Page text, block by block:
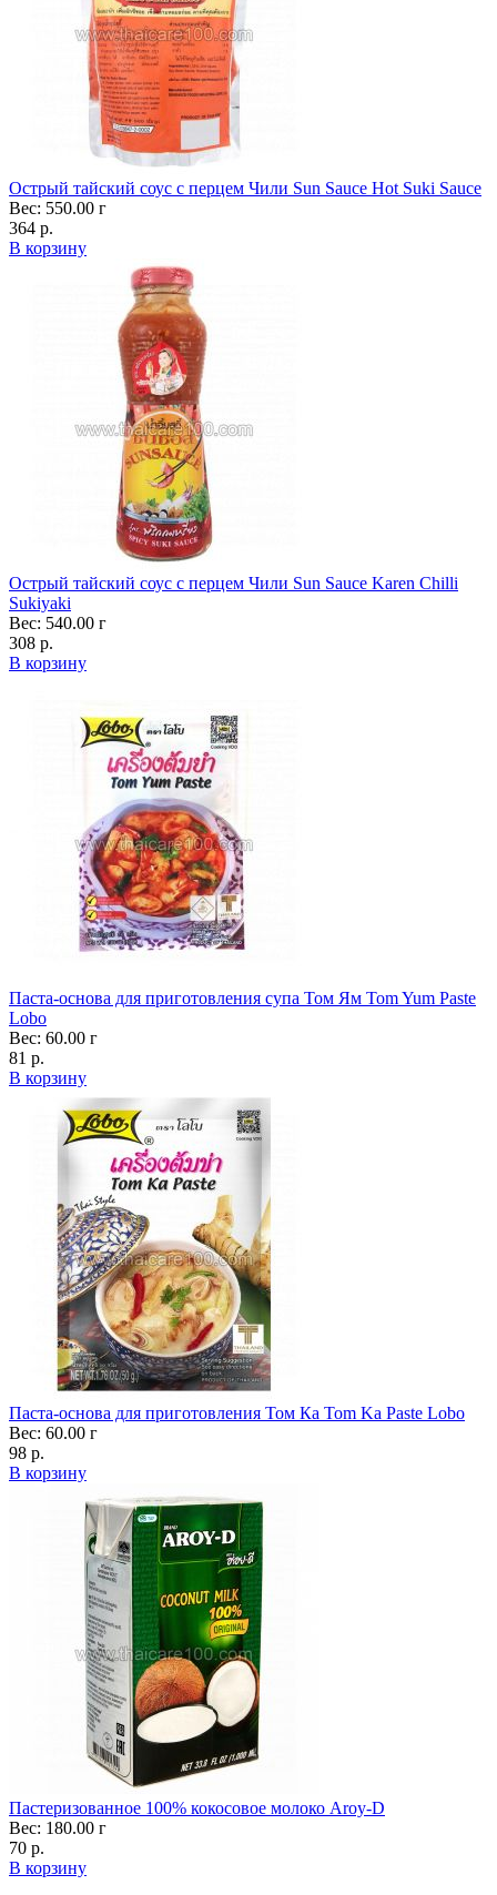
Острый тайский соус с перцем Чили Sun Sauce Hot Suki Sauce
Вес: 550.00 г
364 р.
В корзину
Острый тайский соус с перцем Чили Sun Sauce Karen Chilli
Sukiyaki
Вес: 540.00 г
308 р.
В корзину
Паста-основа для приготовления супа Том Ям Tom Yum Paste
Lobo
Вес: 60.00 г
81 р.
В корзину
Паста-основа для приготовления Том Ка Tom Ka Paste Lobo
Вес: 60.00 г
98 р.
В корзину
Пастеризованное 100% кокосовое молоко Aroy-D
Вес: 180.00 г
70 р.
В корзину